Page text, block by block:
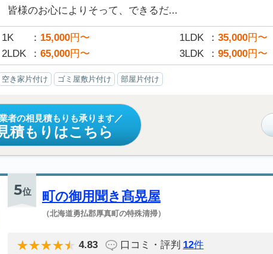
皆様のお心によりそって、できるだ...
1K 15,000円〜 1LDK 35,000円〜
2LDK
65,000円〜 3LDK 95,000円〜
空き家片付け ゴミ屋敷片付け 部屋片付け
者の相見積もりも承ります
積もりはこちら
5位 町の御用聞き髙晃屋
（北海道勇払郡厚真町の特殊清掃）
4.83 口コミ・評判 12件